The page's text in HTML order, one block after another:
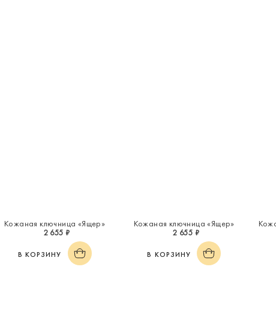
Кожаная ключница «Ящер»
2 655 ₽
В КОРЗИНУ
Кожаная ключница «Ящер»
2 655 ₽
В КОРЗИНУ